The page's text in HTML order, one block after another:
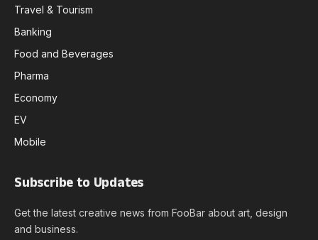
Travel & Tourism
Banking
Food and Beverages
Pharma
Economy
EV
Mobile
Subscribe to Updates
Get the latest creative news from FooBar about art, design
and business.